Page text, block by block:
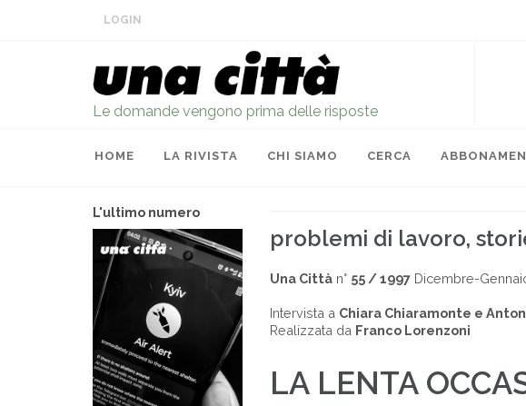
LOGIN
Le domande vengono prima delle risposte
HOME LA RIVISTA CHI SIAMO CERCA
L'ultimo numero
problemi di lavoro,
Una Città n° 55 / 1997 Dicembre-
Intervista a Chiara Chiaramonte e
Realizzata da Franco Lorenzoni
LA LENTA